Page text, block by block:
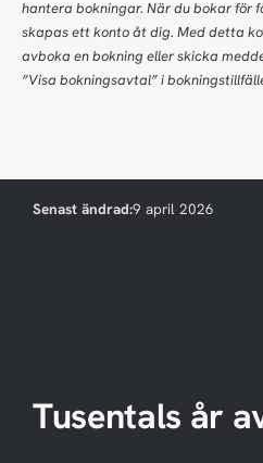
hantera bokningar. När du bokar för
skapas ett konto åt dig. Med detta
avboka en bokning eller skicka
”Visa bokningsavtal” i
Senast ändrad:9 april 2026
Tusentals år